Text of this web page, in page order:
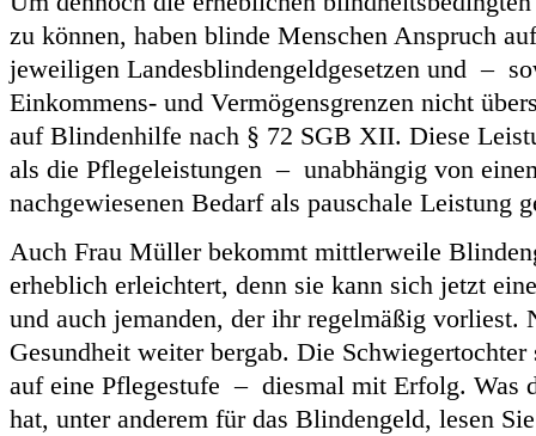
zu können, haben blinde Menschen Anspruch
jeweiligen Landesblindengeldgesetzen und –
Einkommens- und Vermögensgrenzen nicht
auf Blindenhilfe nach § 72 SGB XII. Diese
als die Pflegeleistungen – unabhängig von
nachgewiesenen Bedarf als pauschale Leistung
Auch Frau Müller bekommt mittlerweile
erheblich erleichtert, denn sie kann sich jetzt
und auch jemanden, der ihr regelmäßig vorliest.
Gesundheit weiter bergab. Die
auf eine Pflegestufe – diesmal mit Erfolg. Was
hat, unter anderem für das Blindengeld, lesen